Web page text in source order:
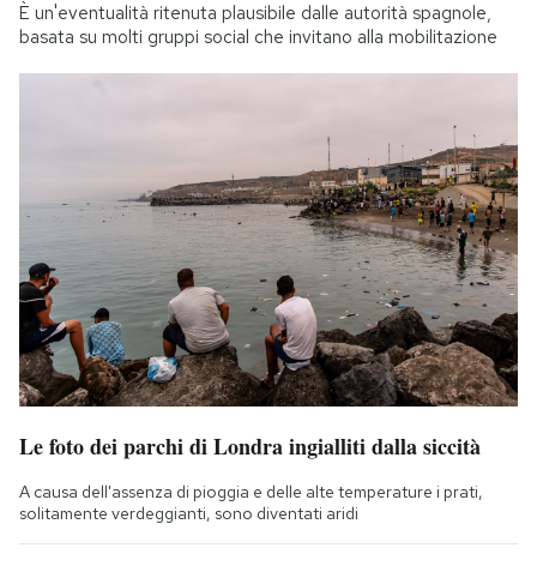
È un'eventualità ritenuta plausibile dalle autorità spagnole,
basata su molti gruppi social che invitano alla mobilitazione
Le foto dei parchi di Londra ingialliti dalla siccità
A causa dell'assenza di pioggia e delle alte temperature i prati,
solitamente verdeggianti, sono diventati aridi